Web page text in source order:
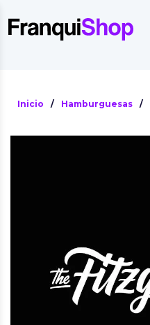
Inicio / Hamburguesas /